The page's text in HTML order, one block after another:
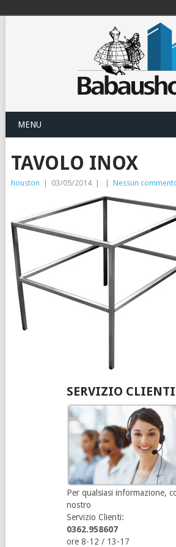
MENU
TAVOLO INOX
houston 03/05/2014 Nessun
SERVIZIO CLIENTI
Per qualsiasi informazione,
nostro
Servizio Clienti:
0362.958607
ore 8-12 / 13-17